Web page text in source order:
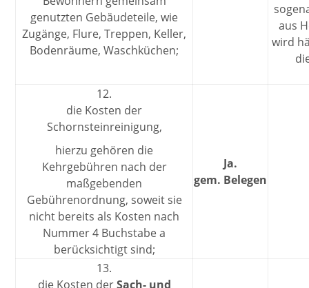
genutzten Gebäudeteile, wie
Zugänge, Flure, Treppen, Keller,
Bodenräume, Waschküchen;
aus
wird
12.
die Kosten der
Schornsteinreinigung,
hierzu gehören die
Kehrgebühren nach der
maßgebenden
Gebührenordnung, soweit sie
nicht bereits als Kosten nach
Nummer 4 Buchstabe a
berücksichtigt sind;
Ja.
gem. Belegen
13.
die Kosten derSach- und